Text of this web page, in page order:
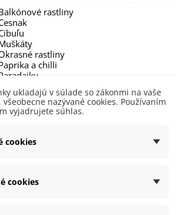
rastliny
rastliny
a chilli
Ruže
Univerzálne
Áno
ukladajú v súlade so zákonmi na vaše
nazývané cookies. Používaním
vyjadrujete súhlas.
cookies
cookies